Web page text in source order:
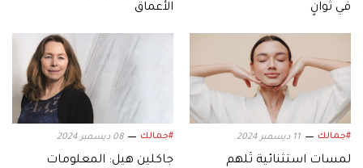
في ثوانٍ
الأعماق
#جمالك 11 ديسمبر 2024
لمسات استثنائية تُلهم
#جمالك 08 ديسمبر 2024
جاكلين هيل: المعلومات